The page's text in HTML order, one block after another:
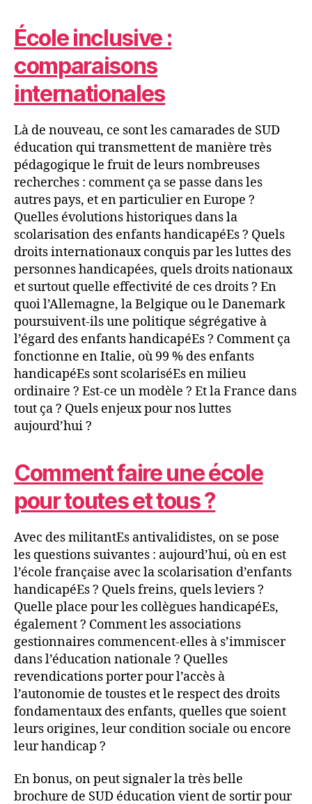
École inclusive :
comparaisons
internationales
Là de nouveau, ce sont les camarades de SUD
éducation qui transmettent de manière très
pédagogique le fruit de leurs nombreuses
recherches : comment ça se passe dans les
autres pays, et en particulier en Europe ?
Quelles évolutions historiques dans la
scolarisation des enfants handicapéEs ? Quels
droits internationaux conquis par les luttes des
personnes handicapées, quels droits nationaux
et surtout quelle effectivité de ces droits ? En
quoi l’Allemagne, la Belgique ou le Danemark
poursuivent-ils une politique ségrégative à
l’égard des enfants handicapéEs ? Comment ça
fonctionne en Italie, où 99 % des enfants
handicapéEs sont scolariséEs en milieu
ordinaire ? Est-ce un modèle ? Et la France dans
tout ça ? Quels enjeux pour nos luttes
aujourd’hui ?
Comment faire une école
pour toutes et tous ?
Avec des militantEs antivalidistes, on se pose
les questions suivantes : aujourd’hui, où en est
l’école française avec la scolarisation d’enfants
handicapéEs ? Quels freins, quels leviers ?
Quelle place pour les collègues handicapéEs,
également ? Comment les associations
gestionnaires commencent-elles à s’immiscer
dans l’éducation nationale ? Quelles
revendications porter pour l’accès à
l’autonomie de toustes et le respect des droits
fondamentaux des enfants, quelles que soient
leurs origines, leur condition sociale ou encore
leur handicap ?
En bonus, on peut signaler la très belle
brochure de SUD éducation vient de sortir pour